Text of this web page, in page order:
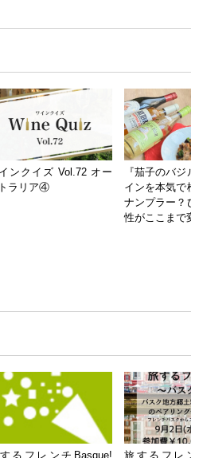
ンクイズ Vol.72 オー
ラリア④
『茄子のバジ
インを本気で
ナンプラー？
性がここまで
るフレンチBasque!
旅するフレン